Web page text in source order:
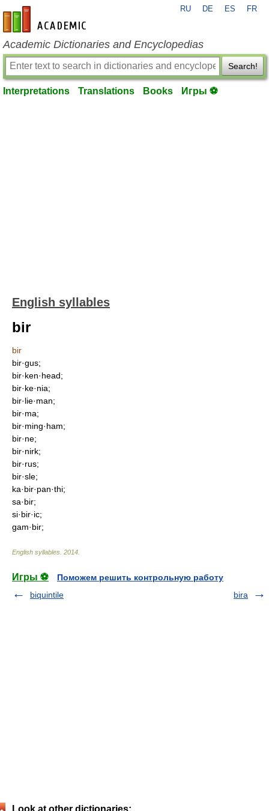
en-academic.com
RU DE ES FR
Academic Dictionaries and Encyclopedias
Search!
Interpretations Translations Books Игры ⚽
English syllables
bir
bir
bir·gus;
bir·ken·head;
bir·ke·nia;
bir·lie·man;
bir·ma;
bir·ming·ham;
bir·ne;
bir·nirk;
bir·rus;
bir·sle;
ka·bir·pan·thi;
sa·bir;
si·bir·ic;
gam·bir;
English syllables 2014
Игры ⚽
Поможем решить контрольную работу
biquintile
bira
Look at other dictionaries: